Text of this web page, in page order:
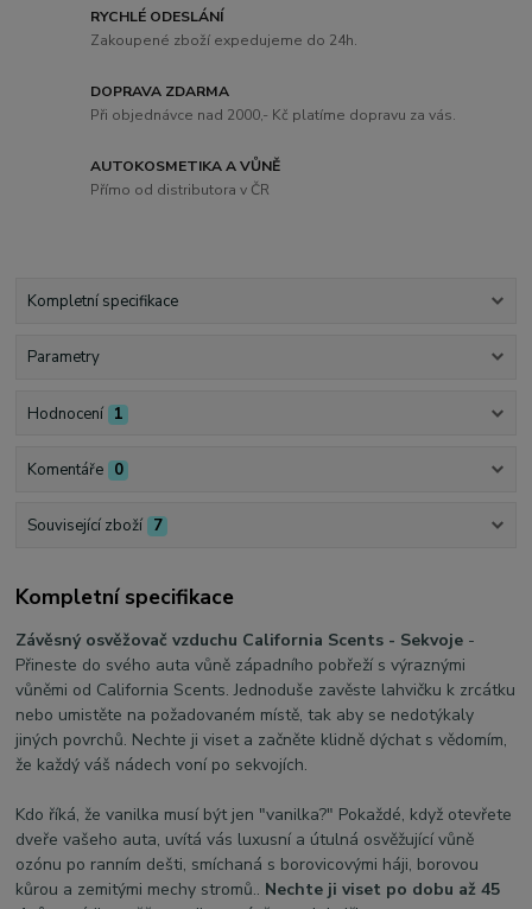
RYCHLÉ ODESLÁNÍ
Zakoupené zboží expedujeme do 24h.
DOPRAVA ZDARMA
Při objednávce nad 2000,- Kč platíme dopravu za vás.
AUTOKOSMETIKA A VŮNĚ
Přímo od distributora v ČR
Kompletní specifikace
Parametry
Hodnocení 1
Komentáře 0
Související zboží 7
Kompletní specifikace
Závěsný osvěžovač vzduchu California Scents - Sekvoje -
Přineste do svého auta vůně západního pobřeží s výraznými
vůněmi od California Scents. Jednoduše zavěste lahvičku k zrcátku
nebo umistěte na požadovaném místě, tak aby se nedotýkaly
jiných povrchů. Nechte ji viset a začněte klidně dýchat s vědomím,
že každý váš nádech voní po sekvojích.
Kdo říká, že vanilka musí být jen "vanilka?" Pokaždé, když otevřete
dveře vašeho auta, uvítá vás luxusní a útulná osvěžující vůně
ozónu po ranním dešti, smíchaná s borovicovými háji, borovou
kůrou a zemitými mechy stromů.. Nechte ji viset po dobu až 45